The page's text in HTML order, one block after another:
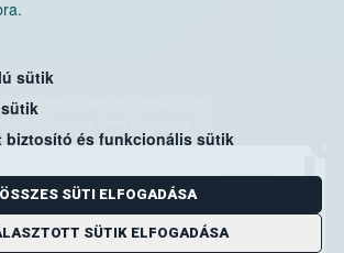
sütik
biztosító és funkcionális sütik
ÖSSZES SÜTI ELFOGADÁSA
SÜTIK ELFOGADÁSA
Élelmiszerlánc-biztonsági Hivatal
cím: 1525 Budapest. Pf. 30.
E-mail:ugyfelszolgalat@nebih.gov.hu
Zöld szám: 06-80/263-244
Telefon: 06-1/ 336-9000